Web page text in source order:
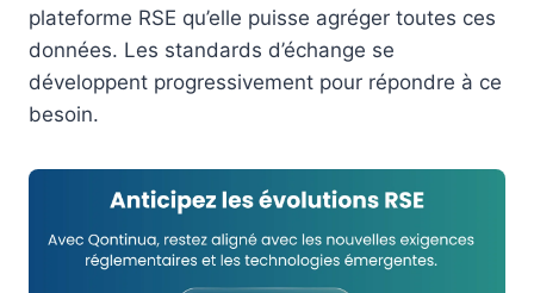
plateforme RSE qu’elle puisse agréger toutes ces
données. Les standards d’échange se
développent progressivement pour répondre à ce
besoin.